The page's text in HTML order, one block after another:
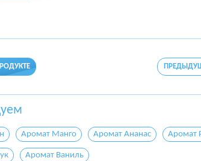
Аромат Манго Аромат Ананас Аромат
Аромат Ваниль